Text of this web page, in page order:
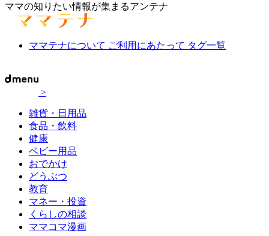
ママの知りたい情報が集まるアンテナ
ママテナについて ご利用にあたって タグ一覧
>
雑貨・日用品
食品・飲料
健康
ベビー用品
おでかけ
どうぶつ
教育
マネー・投資
くらしの相談
ママコマ漫画